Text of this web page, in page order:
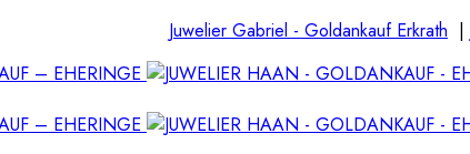
Juwelier Gabriel - Goldankauf Erkrath |